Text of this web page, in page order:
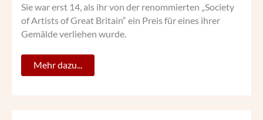
Sie war erst 14, als ihr von der renommierten „Society
of Artists of Great Britain“ ein Preis für eines ihrer
Gemälde verliehen wurde.
Mehr dazu...